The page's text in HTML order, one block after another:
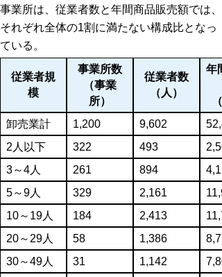
事業所は、従業者数と年間商品販売額では、
それぞれ全体の1割に満たない構成比となっ
ている。
従業者規
模
事業所数
（事業
所）
従業者数
（人）
年
卸売業計
1,200 9,602
2人以下
322 493
3～4人
261 894
5～9人
329 2,161
10～19人
184 2,413
20～29人
58 1,386
30～49人
31 1,142